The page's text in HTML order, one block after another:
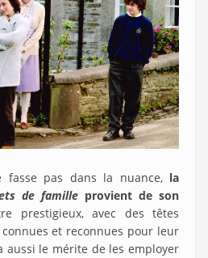
pas dans la nuance,la
de famille provient de son
prestigieux, avec des têtes
et reconnues pour leur
aussi le mérite de les employer